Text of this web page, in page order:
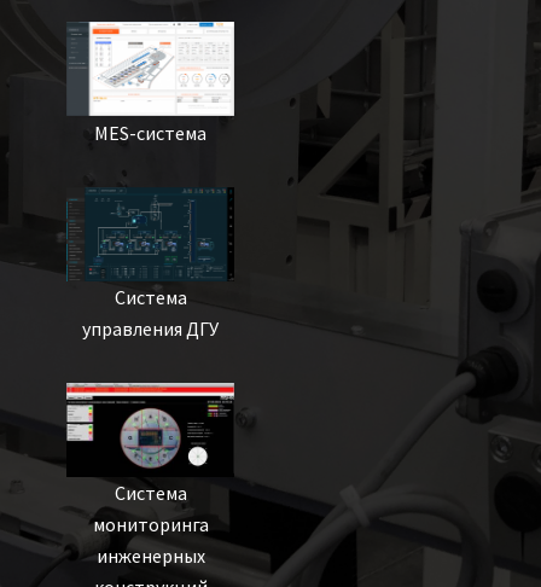
MES-система
Система
управления ДГУ
Система
мониторинга
инженерных